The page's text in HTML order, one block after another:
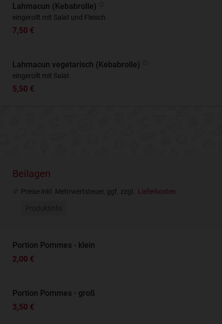
Lahmacun (Kebabrolle)
eingerollt mit Salat und Fleisch
7,50 €
Lahmacun vegetarisch (Kebabrolle)
eingerollt mit Salat
5,50 €
Beilagen
Preise inkl. Mehrwertsteuer, ggf. zzgl. Lieferkosten
Portion Pommes - klein
2,00 €
Portion Pommes - groß
3,50 €